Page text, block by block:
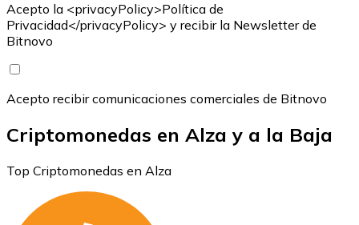
Acepto la <privacyPolicy>Política de
Privacidad</privacyPolicy> y recibir la Newsletter de
Bitnovo
Acepto recibir comunicaciones comerciales de Bitnovo
Criptomonedas en Alza y a la Baja
Top Criptomonedas en Alza